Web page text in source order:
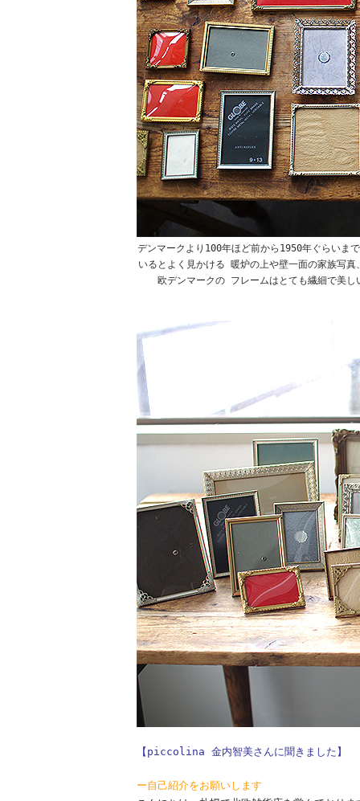
デンマークより100年ほど前から1950年ぐらいま
いるとよく見かける 暖炉の上や壁一面の家族写
欧デンマークの フレームはとても繊細で美
【piccolina 金内智美さんに聞きました】
ー自己紹介をお願いします